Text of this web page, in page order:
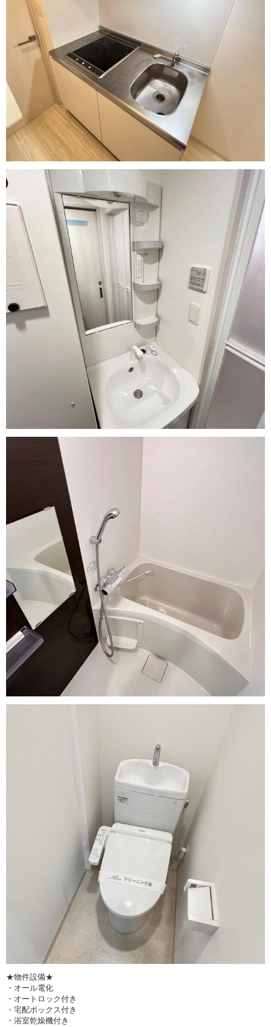
★物件設備★
・オール電化
・オートロック付き
・宅配ボックス付き
・浴室乾燥機付き